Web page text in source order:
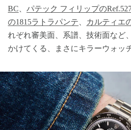
BC
パテック フィリップの
の1815ラトラパンテ
カルティエ
れぞれ審美面、系譜、技術面など
かけてくる、まさにキラーウォッ